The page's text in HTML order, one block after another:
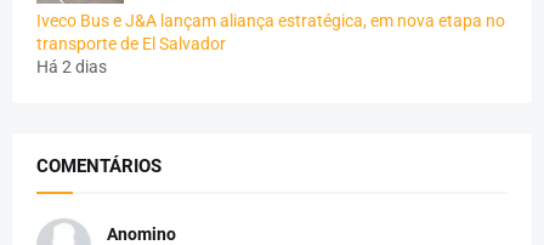
Iveco Bus e J&A lançam aliança estratégica, em nova etapa no
transporte de El Salvador
Há 2 dias
COMENTÁRIOS
Anomino